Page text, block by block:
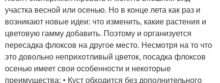
участка весной или осенью. Но в конце лета как раз и
возникают новые идеи: что изменить, какие растения и
цветовую гамму добавить. Поэтому и организуется
пересадка флоксов на другое место. Несмотря на то что
это довольно неприхотливый цветок, посадка флоксов
осенью имеет свои особенности и некоторые
преимущества: • Куст обходится без дополнительного